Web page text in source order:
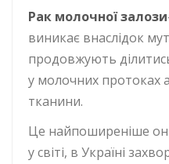
Рак молочної залози
виникає внаслідок
продовжують
у молочних протоках
тканини.
Це найпоширеніше
у світі, в Україні